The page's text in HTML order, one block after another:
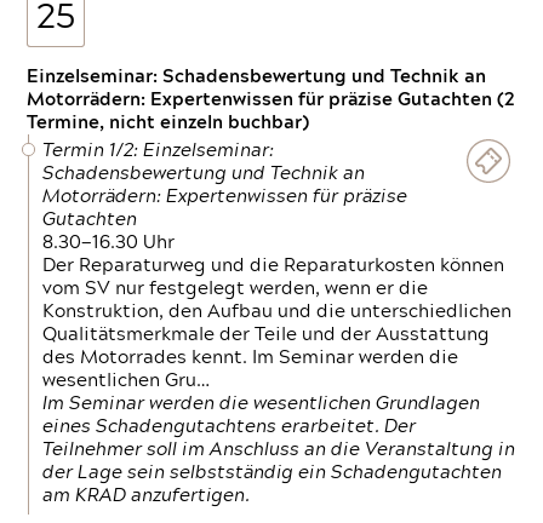
25
Einzelseminar: Schadensbewertung und Technik an
Motorrädern: Expertenwissen für präzise Gutachten (2
Termine, nicht einzeln buchbar)
Termin 1/2: Einzelseminar:
Schadensbewertung und Technik an
Motorrädern: Expertenwissen für präzise
Gutachten
8.30—16.30 Uhr
Der Reparaturweg und die Reparaturkosten können
vom SV nur festgelegt werden, wenn er die
Konstruktion, den Aufbau und die unterschiedlichen
Qualitätsmerkmale der Teile und der Ausstattung
des Motorrades kennt. Im Seminar werden die
wesentlichen Gru…
Im Seminar werden die wesentlichen Grundlagen
eines Schadengutachtens erarbeitet. Der
Teilnehmer soll im Anschluss an die Veranstaltung in
der Lage sein selbstständig ein Schadengutachten
am KRAD anzufertigen.